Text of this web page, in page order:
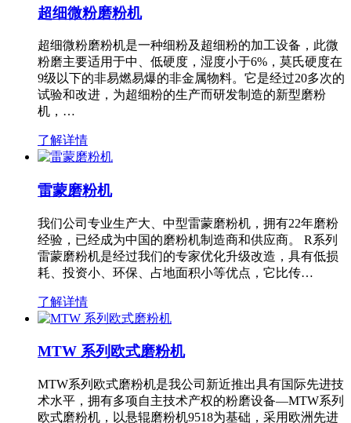
超细微粉磨粉机
超细微粉磨粉机是一种细粉及超细粉的加工设备，此微
粉磨主要适用于中、低硬度，湿度小于6%，莫氏硬度在
9级以下的非易燃易爆的非金属物料。它是经过20多次的
试验和改进，为超细粉的生产而研发制造的新型磨粉
机，…
了解详情
雷蒙磨粉机
我们公司专业生产大、中型雷蒙磨粉机，拥有22年磨粉
经验，已经成为中国的磨粉机制造商和供应商。 R系列
雷蒙磨粉机是经过我们的专家优化升级改造，具有低损
耗、投资小、环保、占地面积小等优点，它比传…
了解详情
MTW 系列欧式磨粉机
MTW系列欧式磨粉机是我公司新近推出具有国际先进技
术水平，拥有多项自主技术产权的粉磨设备—MTW系列
欧式磨粉机，以悬辊磨粉机9518为基础，采用欧洲先进